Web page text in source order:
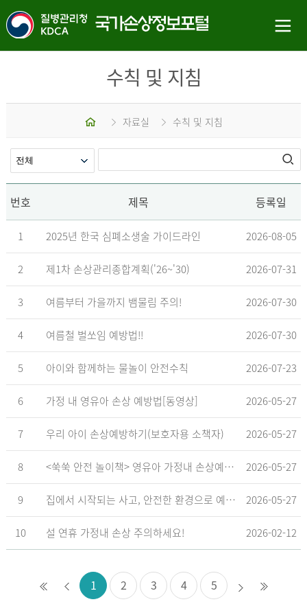
수칙 및 지침
자료실 수칙 및 지침
번호 제목 등록일
1 2025년 한국 심폐소생술 가이드라인 2026-08-05
2 제1차 손상관리종합계획('26~'30) 2026-07-31
3 여름부터 가을까지 뱀물림 주의! 2026-07-30
4 여름철 벌쏘임 예방법!! 2026-07-30
5 아이와 함께하는 물놀이 안전수칙 2026-07-23
6 가정 내 영유아 손상 예방법[동영상] 2026-05-27
7 우리 아이 손상예방하기(보호자용 소책자) 2026-05-27
8 <쑥쑥 안전 놀이책> 영유아 가정내 손상예방_영유아 놀이형 교육 교재 2026-05-27
9 집에서 시작되는 사고, 안전한 환경으로 예방해요 2026-05-27
10 설 연휴 가정내 손상 주의하세요! 2026-02-12
1 2 3 4 5